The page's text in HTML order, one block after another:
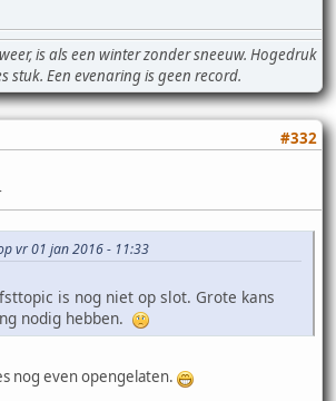
is als een winter zonder sneeuw. Hogedruk
stuk. Een evenaring is geen record.
#332
vr 01 jan 2016 - 11:33
is nog niet op slot. Grote kans
nodig hebben.
nog even opengelaten.